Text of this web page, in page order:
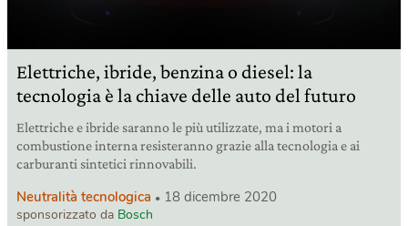
Elettriche, ibride, benzina o diesel: la
tecnologia è la chiave delle auto del futuro
Elettriche e ibride saranno le più utilizzate, ma i motori a
combustione interna resisteranno grazie alla tecnologia e ai
carburanti sintetici rinnovabili.
Neutralità tecnologica 18 dicembre 2020
sponsorizzato da Bosch